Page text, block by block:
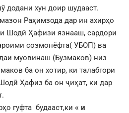
додани хун доир шудааст.
Раҳимзода дар ин ахирҳо
Шодӣ Ҳафизи язнааш, сардори
созмонёфта( УБОП) ва
муовинаш (Бузмаков) низ
ба он хотир, ки талабгори
Ҳафиз ба он ҷиҳат, ки дар
гуфта будааст,ки « и